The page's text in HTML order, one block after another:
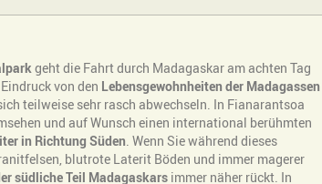
geht die Fahrt durch Madagaskar am achten Tag
von den Lebensgewohnheiten der Madagassen
teilweise sehr rasch abwechseln. In Fianarantsoa
und auf Wunsch einen international berühmten
in Richtung Süden. Wenn Sie während dieses
blutrote Laterit Böden und immer magerer
südliche Teil Madagaskars immer näher rückt. In